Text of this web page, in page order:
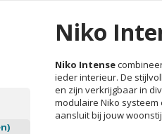
Niko
Niko Intense
ieder interieur. De
en zijn verkrijgbaar in
modulaire Niko
aansluit bij jouw